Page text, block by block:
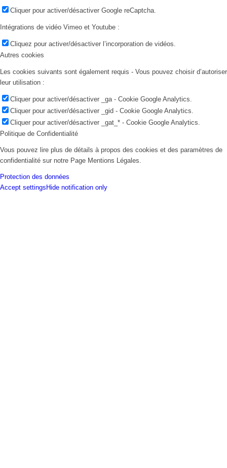
Cliquer pour activer/désactiver Google reCaptcha.
Intégrations de vidéo Vimeo et Youtube :
Cliquez pour activer/désactiver l’incorporation de vidéos.
Autres cookies
Les cookies suivants sont également requis - Vous pouvez choisir d’autoriser
leur utilisation :
Cliquer pour activer/désactiver _ga - Cookie Google Analytics.
Cliquer pour activer/désactiver _gid - Cookie Google Analytics.
Cliquer pour activer/désactiver _gat_* - Cookie Google Analytics.
Politique de Confidentialité
Vous pouvez lire plus de détails à propos des cookies et des paramètres de
confidentialité sur notre Page Mentions Légales.
Protection des données
Accept settingsHide notification only